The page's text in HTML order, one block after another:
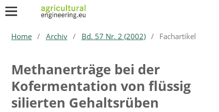
Home / Archiv / Bd. 57 Nr. 2 (2002) / Fachartikel
Methanerträge bei der
Kofermentation von flüssig
silierten Gehaltsrüben